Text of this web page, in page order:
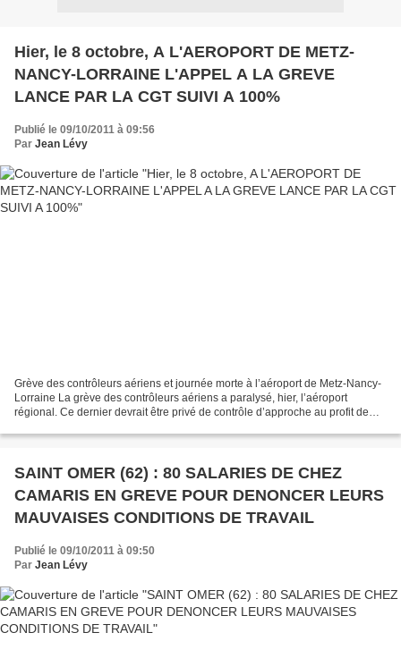
Hier, le 8 octobre, A L'AEROPORT DE METZ-
NANCY-LORRAINE L'APPEL A LA GREVE
LANCE PAR LA CGT SUIVI A 100%
Publié le 09/10/2011 à 09:56
Par Jean Lévy
Grève des contrôleurs aériens et journée morte à l’aéroport de Metz-Nancy-
Lorraine La grève des contrôleurs aériens a paralysé, hier, l’aéroport
régional. Ce dernier devrait être privé de contrôle d’approche au profit de
SAINT OMER (62) : 80 SALARIES DE CHEZ
CAMARIS EN GREVE POUR DENONCER LEURS
MAUVAISES CONDITIONS DE TRAVAIL
Publié le 09/10/2011 à 09:50
Par Jean Lévy